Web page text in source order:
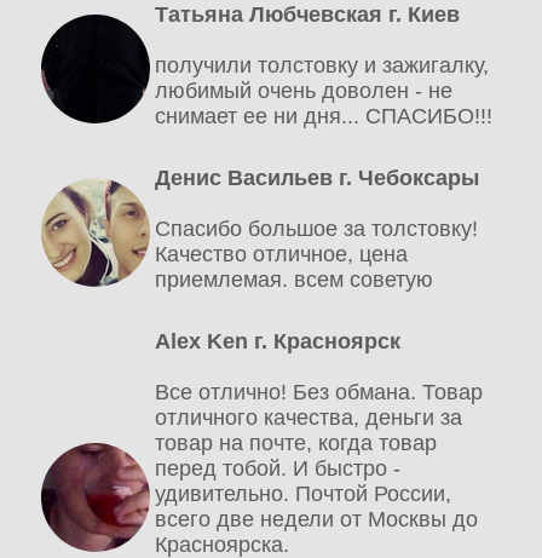
Татьяна Любчевская г. Киев
получили толстовку и зажигалку,
любимый очень доволен - не
снимает ее ни дня... СПАСИБО!!!
Денис Васильев г. Чебоксары
Спасибо большое за толстовку!
Качество отличное, цена
приемлемая. всем советую
Alex Ken г. Красноярск
Все отлично! Без обмана. Товар
отличного качества, деньги за
товар на почте, когда товар
перед тобой. И быстро -
удивительно. Почтой России,
всего две недели от Москвы до
Красноярска.